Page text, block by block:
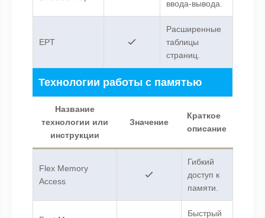
ввода-вывода.
EPT
Расширенные
таблицы
страниц.
Технологии работы с памятью
Название
технологии или
инструкции
Значение
Краткое
описание
Flex Memory
Access
Гибкий
доступ к
памяти.
Быстрый